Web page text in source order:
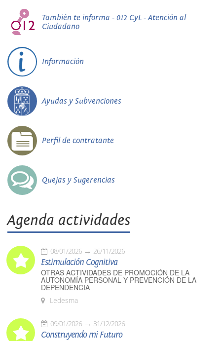
También te informa - 012 CyL - Atención al
Ciudadano
Información
Ayudas y Subvenciones
Perfil de contratante
Quejas y Sugerencias
Agenda actividades
08/01/2026 26/11/2026
Estimulación Cognitiva
OTRAS ACTIVIDADES DE PROMOCIÓN DE LA
AUTONOMÍA PERSONAL Y PREVENCIÓN DE LA
DEPENDENCIA
Ledesma
09/01/2026 31/12/2026
Construyendo mi Futuro